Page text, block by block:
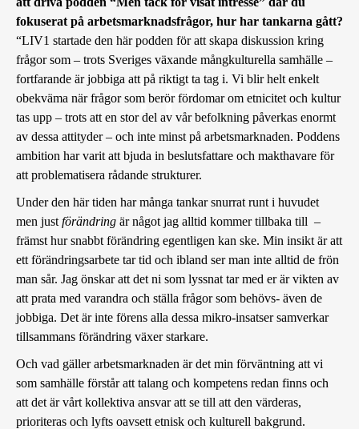
fokuserat på arbetsmarknadsfrågor, hur har tankarna gått?
“LIV1 startade den här podden för att skapa diskussion kring
frågor som – trots Sveriges växande mångkulturella samhälle –
fortfarande är jobbiga att på riktigt ta tag i. Vi blir helt enkelt
obekväma när frågor som berör fördomar om etnicitet och kultur
tas upp – trots att en stor del av vår befolkning påverkas enormt
av dessa attityder – och inte minst på arbetsmarknaden. Poddens
ambition har varit att bjuda in beslutsfattare och makthavare för
att problematisera rådande strukturer.
Under den här tiden har många tankar snurrat runt i huvudet
men just förändring är något jag alltid kommer tillbaka till –
främst hur snabbt förändring egentligen kan ske. Min insikt är att
ett förändringsarbete tar tid och ibland ser man inte alltid de frön
man sår. Jag önskar att det ni som lyssnat tar med er är vikten av
att prata med varandra och ställa frågor som behövs- även de
jobbiga. Det är inte förens alla dessa mikro-insatser samverkar
tillsammans förändring växer starkare.
Och vad gäller arbetsmarknaden är det min förväntning att vi
som samhälle förstår att talang och kompetens redan finns och
att det är vårt kollektiva ansvar att se till att den värderas,
prioriteras och lyfts oavsett etnisk och kulturell bakgrund.